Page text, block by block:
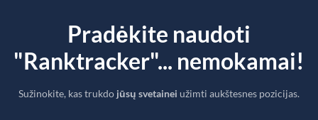
Pradėkite naudoti
"Ranktracker"... nemokamai!
Sužinokite, kas trukdo jūsų svetainei užimti aukštesnes pozicijas.